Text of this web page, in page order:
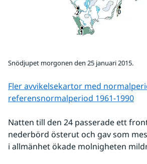
Snödjupet morgonen den 25 januari 2015.
Fler avvikelsekartor med
referens­normalperiod 1961-1990
Natten till den 24 passerade ett
nederbörd österut och gav som
i allmänhet ökade molnigheten